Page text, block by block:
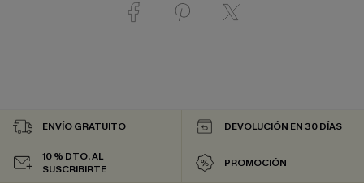
ENVÍO GRATUITO DEVOLUCIÓN EN 30 DÍAS
10 % DTO. AL
SUSCRIBIRTE
PROMOCIÓN